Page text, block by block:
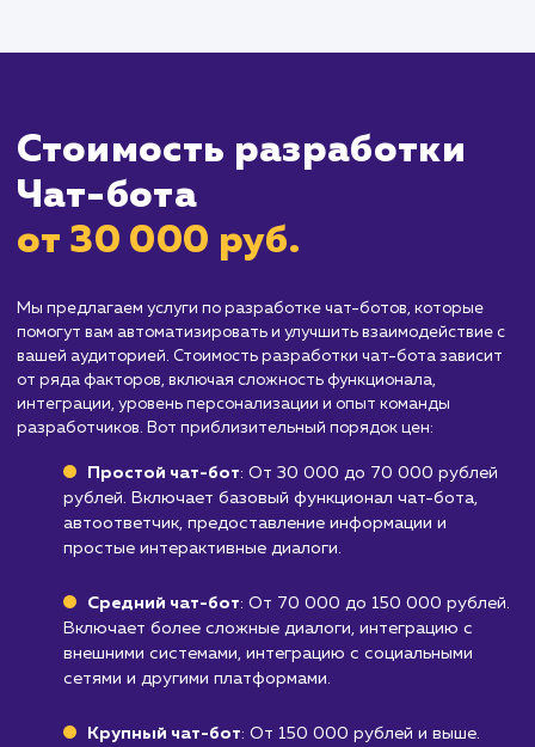
индивидуализации: Разработка Чат-ботов
уникальные потребности и требуется
индивидуальный подход. Если бизнес
высокой степени персонализации и
специализации в общении с клиентами, то
может быть предпочтительнее, чем
использование Чат-ботов.
Отрасли с высоким уровнем
конфиденциальности: В некоторых
таких как медицина, финансы или
услуги, где требуются строгие меры
безопасности и защиты конфиденциальных
неподходящим. Боты могут не
высоким стандартам безопасности и
регулирования, что делает их менее
эффективными в таких отраслях